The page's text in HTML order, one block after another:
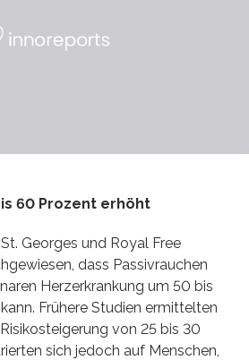
60 Prozent erhöht
Georges und Royal Free
dass Passivrauchen
Herzerkrankung um 50 bis
Frühere Studien ermittelten
von 25 bis 30
sich jedoch auf Menschen,